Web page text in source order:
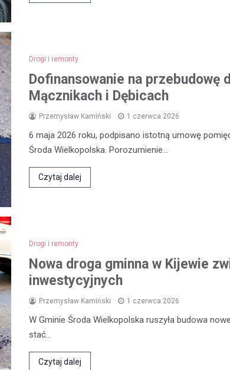
Drogi i remonty
Dofinansowanie na przebudowę
Mącznikach i Dębicach
Przemysław Kamiński 1 czerwca 2026
6 maja 2026 roku, podpisano istotną umowę
Środa Wielkopolska. Porozumienie…
Czytaj dalej
Drogi i remonty
Nowa droga gminna w Kijewie
inwestycyjnych
Przemysław Kamiński 1 czerwca 2026
W Gminie Środa Wielkopolska ruszyła budowa
stać…
Czytaj dalej